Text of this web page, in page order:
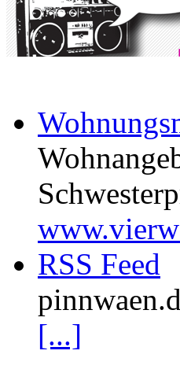
RSS Feed
[...]